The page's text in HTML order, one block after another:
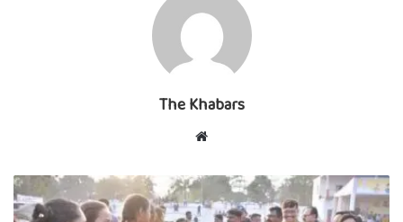
The Khabars
Website